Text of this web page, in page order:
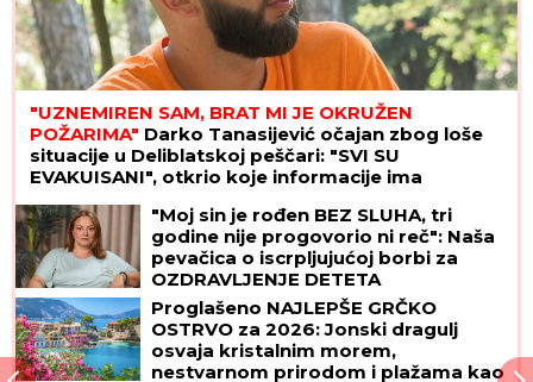
"UZNEMIREN SAM, BRAT MI JE OKRUŽEN
POŽARIMA" Darko Tanasijević očajan zbog loše
situacije u Deliblatskoj peščari: "SVI SU
EVAKUISANI", otkrio koje informacije ima
"Moj sin je rođen BEZ SLUHA, tri
godine nije progovorio ni reč": Naša
pevačica o iscrpljujućoj borbi za
OZDRAVLJENJE DETETA
Proglašeno NAJLEPŠE GRČKO
OSTRVO za 2026: Jonski dragulj
osvaja kristalnim morem,
nestvarnom prirodom i plažama kao